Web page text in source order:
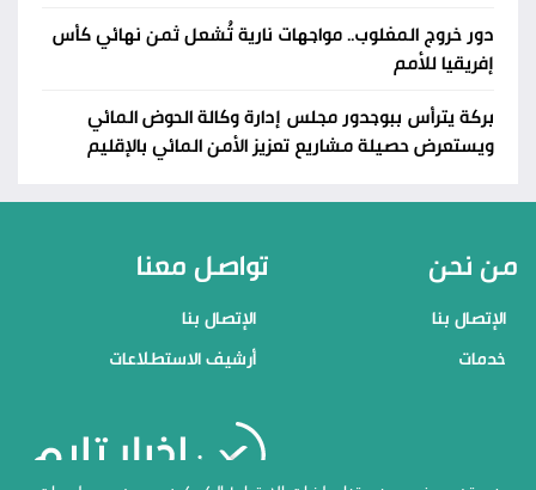
دور خروج المغلوب.. مواجهات نارية تُشعل ثمن نهائي كأس
إفريقيا للأمم
بركة يترأس ببوجدور مجلس إدارة وكالة الحوض المائي
ويستعرض حصيلة مشاريع تعزيز الأمن المائي بالإقليم
من نحن
الإتصال بنا
خدمات
تواصل معنا
الإتصال بنا
أرشيف الاستطلاعات